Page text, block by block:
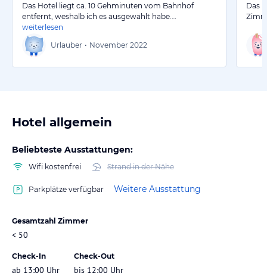
Das Hotel liegt ca. 10 Gehminuten vom Bahnhof
entfernt, weshalb ich es ausgewählt habe.…
weiterlesen
Urlauber • November 2022
Das
Hotel allgemein
Beliebteste Ausstattungen:
Wifi kostenfrei Strand in der Nähe
Parkplätze verfügbar Weitere Ausstattung
Gesamtzahl Zimmer
< 50
Check-In
ab 13:00 Uhr
Check-Out
bis 12:00 Uhr